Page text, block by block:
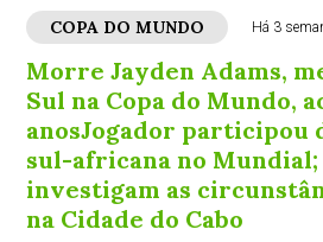
COPA DO MUNDO Há 3
Morre Jayden Adams,
Sul na Copa do Mundo,
anosJogador participou
sul-africana no
investigam as
na Cidade do Cabo